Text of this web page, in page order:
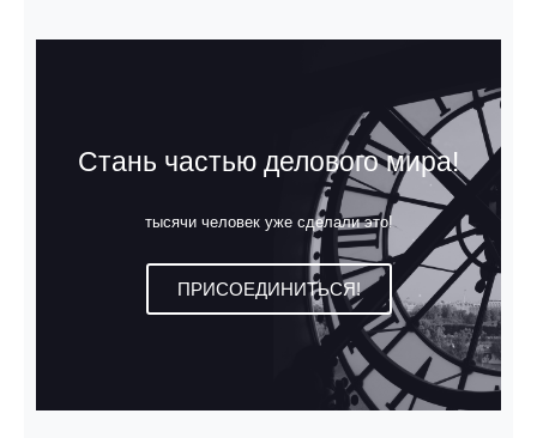
Стань частью делового мира!
тысячи человек уже сделали это!
ПРИСОЕДИНИТЬСЯ!